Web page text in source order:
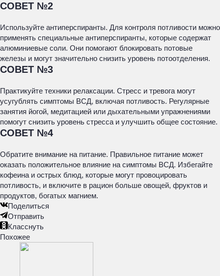
СОВЕТ №2
Используйте антиперспиранты. Для контроля потливости можно
применять специальные антиперспиранты, которые содержат
алюминиевые соли. Они помогают блокировать потовые
железы и могут значительно снизить уровень потоотделения.
СОВЕТ №3
Практикуйте техники релаксации. Стресс и тревога могут
усугублять симптомы ВСД, включая потливость. Регулярные
занятия йогой, медитацией или дыхательными упражнениями
помогут снизить уровень стресса и улучшить общее состояние.
СОВЕТ №4
Обратите внимание на питание. Правильное питание может
оказать положительное влияние на симптомы ВСД. Избегайте
кофеина и острых блюд, которые могут провоцировать
потливость, и включите в рацион больше овощей, фруктов и
продуктов, богатых магнием.
Поделиться
Отправить
Класснуть
Похожее